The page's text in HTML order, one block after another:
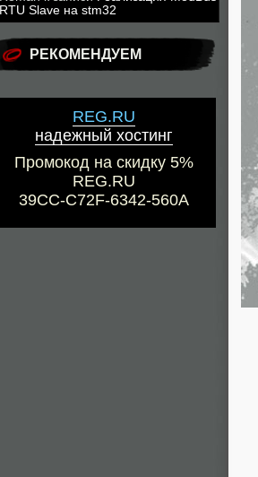
RTU Slave на stm32
РЕКОМЕНДУЕМ
REG.RU
надежный хостинг
Промокод на скидку 5%
REG.RU
39CC-C72F-6342-560A